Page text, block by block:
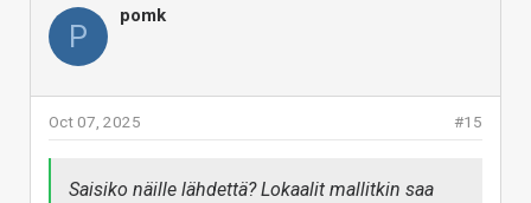
Rubin CPX integrates video decoder and
encoders, as well as long-context inference
processing, in a single chip for unprecedented
capabilities in long-format applications such as
video search and high-quality generative video.
P
pomk
#15
Oct 07, 2025
Saisiko näille lähdettä? Lokaalit mallitkin saa